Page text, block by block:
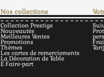
Nos collections
Collection Prestige
Nouveautés
Meilleures Ventes
Promotions
Thèmes
Les cartes de remerciements
La Décoration de Table
E Faire-part